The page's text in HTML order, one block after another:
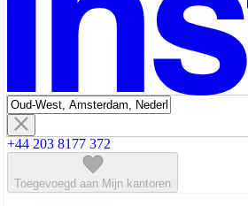
+44 203 8177 372
Toegevoegd aan Mijn kantoren